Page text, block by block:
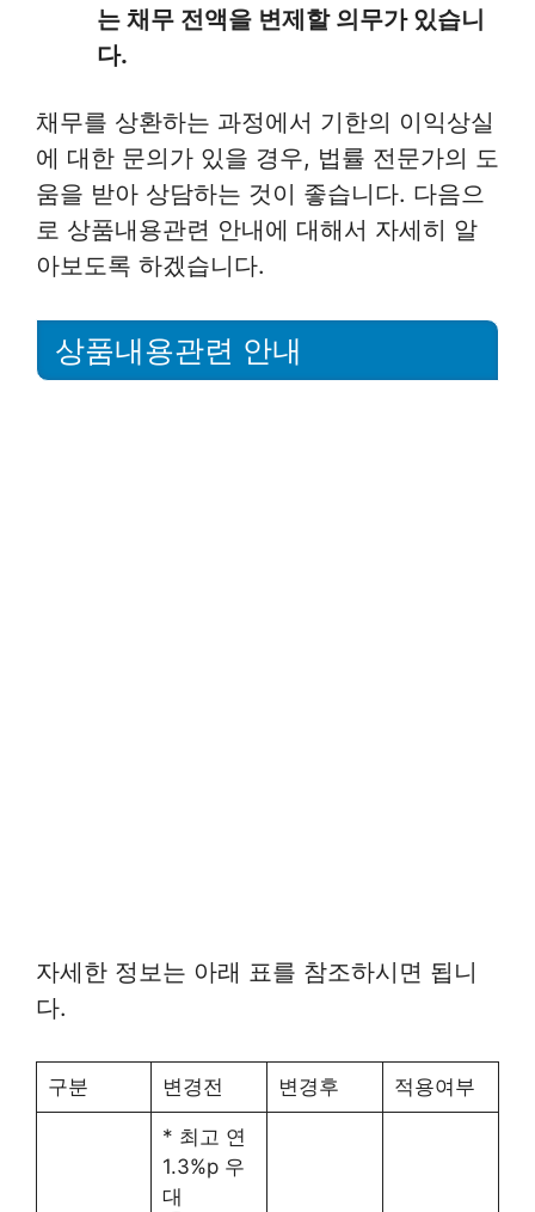
는 채무 전액을 변제할 의무가 있습니
다.
채무를 상환하는 과정에서 기한의 이익상실
에 대한 문의가 있을 경우, 법률 전문가의 도
움을 받아 상담하는 것이 좋습니다. 다음으
로 상품내용관련 안내에 대해서 자세히 알
아보도록 하겠습니다.
상품내용관련 안내
자세한 정보는 아래 표를 참조하시면 됩니
다.
구분 변경전 변경후 적용여부
* 최고 연
1.3%p 우
대